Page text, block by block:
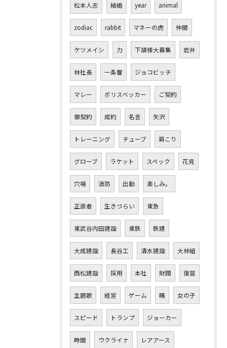
松本人志 結婚 year animal
zodiac rabbit マネーの虎 仲間
ケツメイシ 力 下請様大募集 岩井
林社長 一条響 ジョコビッチ
マレー ボリスベッカー ご契約
御契約 成約 名言 矢沢
トレーニング チューブ 肩こり
グローブ ラケット スペック 花見
穴場 消防 出動 楽しみ。
正直者 生きづらい 東急
東武谷内田建設 東鉄 鉄建
大成建設 長谷工 清水建設 大林組
西松建設 採用 本社 財閥 復習
主題歌 経営 ゲーム 晴 女の子
スピード トランプ ジョーカー
時間 ウクライナ レアアース